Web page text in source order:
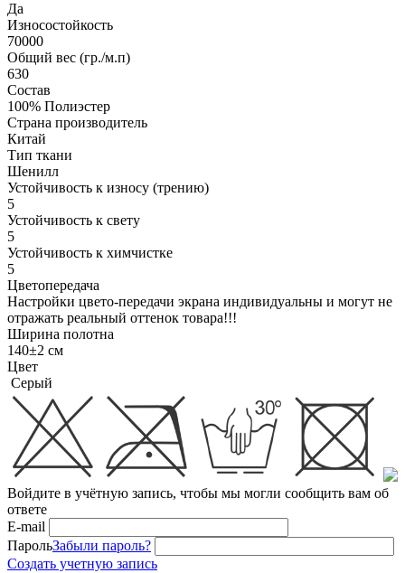
Да
Износостойкость
70000
Общий вес (гр./м.п)
630
Состав
100% Полиэстер
Страна производитель
Китай
Тип ткани
Шенилл
Устойчивость к износу (трению)
5
Устойчивость к свету
5
Устойчивость к химчистке
5
Цветопередача
Настройки цвето-передачи экрана индивидуальны и могут не
отражать реальный оттенок товара!!!
Ширина полотна
140±2 см
Цвет
Серый
Войдите в учётную запись, чтобы мы могли сообщить вам об
ответе
E-mail
ПарольЗабыли пароль?
Создать учетную запись